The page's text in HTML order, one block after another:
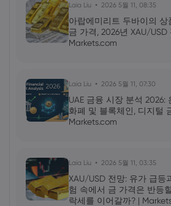
Laia Liu 2026 5월 11, 08:35
아랍에미리트 두바이의 상
금 가격, 2026년 XAU/USD
Markets.com
Laia Liu 2026 5월 11, 07:30
UAE 금융 시장 분석 2026:
화폐 및 블록체인, 디지털
Markets.com
Laia Liu 2026 5월 11, 03:35
XAU/USD 전망: 유가 급등
험 속에서 금 가격은 반등
락세를 이어갈까? |